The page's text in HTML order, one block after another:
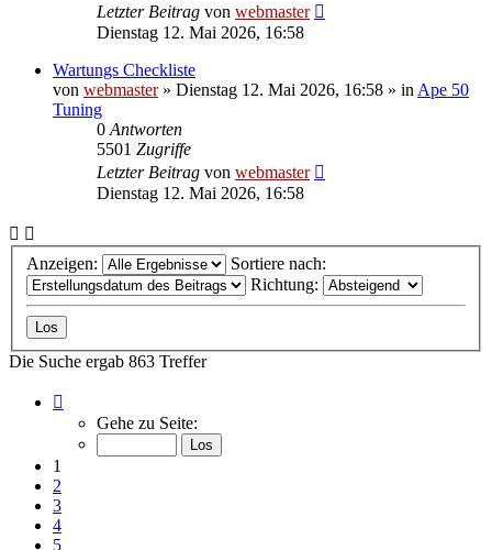
Letzter Beitrag von webmaster
Dienstag 12. Mai 2026, 16:58
Wartungs Checkliste
von webmaster» Dienstag 12. Mai 2026, 16:58 » in Ape 50
Tuning
0 Antworten
5501 Zugriffe
Letzter Beitrag von webmaster
Dienstag 12. Mai 2026, 16:58
Anzeigen:
Sortiere nach:
Richtung:
Die Suche ergab 863 Treffer
von
Gehe zu Seite:
1
2
3
4
5